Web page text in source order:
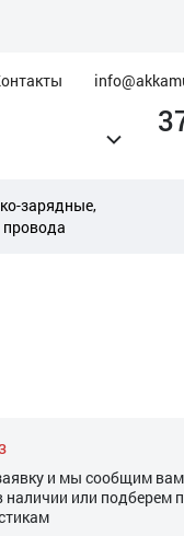
зарядные,
провода
и мы сообщим
наличии или подберем